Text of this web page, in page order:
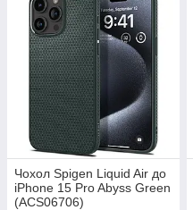
Чохол Spigen Liquid Air до
iPhone 15 Pro Abyss Green
(ACS06706)